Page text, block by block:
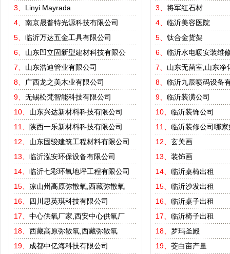
3、 Linyi Mayrada
4、 南京晟普特光源科技有限公司
5、 临沂万达五金工具有限公司
6、 山东凹立固新型建材科技有限公
7、 山东浩迪管业有限公司
8、
广西龙之美木业有限公司
9、 无锡松梵智能科技有限公司
10、 山东兴达新材料科技有限公司
11、
陕西一乐新材料科技有限公司
12、 山东固骏建筑工程材料有限公司
13、 临沂泓安环保设备有限公司
14、 临沂七彩环氧地坪工程有限公司
15、 凉山州高原弥散氧,西藏弥散氧
16、 四川思英琪科技有限公司
17、 中心供氧厂家,西安中心供氧厂
18、 西藏高原弥散氧,西藏弥散氧
19、 成都中亿海科技有限公司
3、 将军红石材
4、 临沂美容医院
5、 钛合金货架
6、 临沂水电暖安装维
7、 山东无菌室,山东净
8、 临沂九辰喷码设备
9、 临沂装潢公司
10、 临沂装饰公司
11、 临沂装修公司哪家
12、 玄关画
13、 装饰画
14、 临沂桌椅出租
15、 临沂沙发出租
16、 临沂桌子出租
17、 临沂椅子出租
18、 罗玛圣殿
19、 茭白亩产量